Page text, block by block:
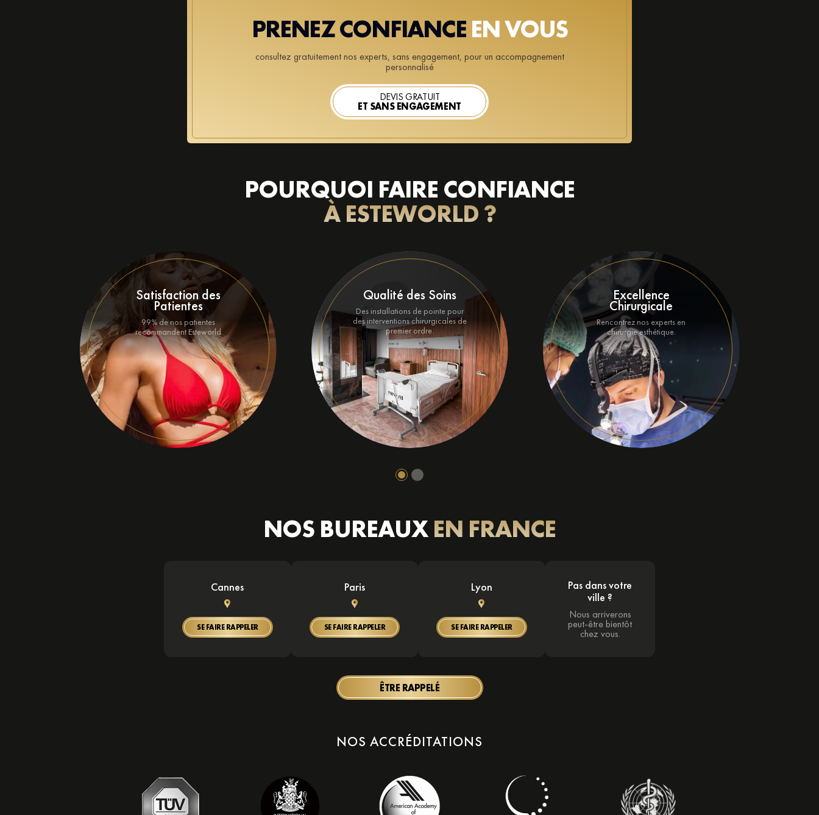
PRENEZ CONFIANCEEN VOUS
consultez gratuitement nos experts, sans engagement, pour un accompagnement
personnalisé
DEVIS GRATUIT
ET SANS ENGAGEMENT
POURQUOI FAIRE CONFIANCE
À ESTEWORLD ?
Satisfaction des
Patientes
99% de nos patientes
recommandent Esteworld
Qualité des Soins
Des installations de pointe pour
des interventions chirurgicales de
premier ordre.
Excellence
Chirurgicale
Rencontrez nos experts en
chirurgie esthétique.
NOS BUREAUXEN FRANCE
Cannes
SE FAIRE RAPPELER
Paris
SE FAIRE RAPPELER
Lyon
SE FAIRE RAPPELER
Pas dans votre
ville ?
Nous arriverons
peut-être bientôt
chez vous.
ÊTRE RAPPELÉ
NOS ACCRÉDITATIONS